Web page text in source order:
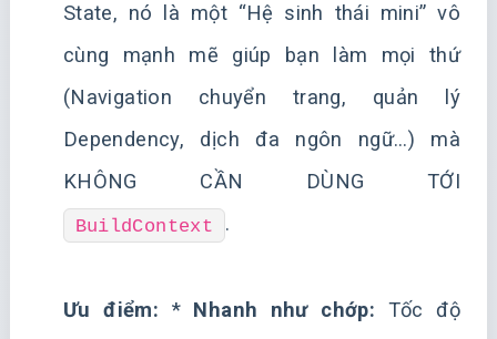
State, nó là một “Hệ sinh thái mini” vô
cùng mạnh mẽ giúp bạn làm mọi thứ
(Navigation chuyển trang, quản lý
Dependency, dịch đa ngôn ngữ…) mà
KHÔNG CẦN DÙNG TỚI
BuildContext .
Ưu điểm: * Nhanh như chớp: Tốc độ